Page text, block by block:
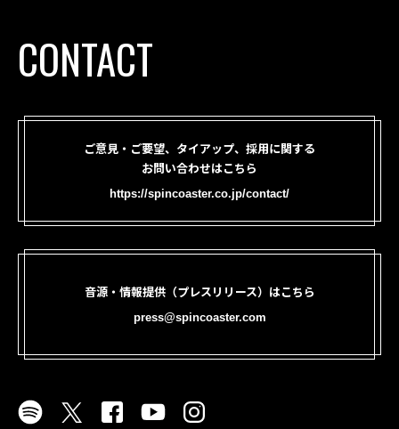
CONTACT
ご意見・ご要望、タイアップ、採用に関する
お問い合わせはこちら
https://spincoaster.co.jp/contact/
音源・情報提供（プレスリリース）はこちら
press@spincoaster.com